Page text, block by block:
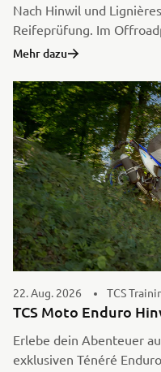
Nach Hinwil und
Reifeprüfung. Im
und deine Ténéré an die
technisch fordernd und
das Moto Enduro 2
dies dein Ticket in die
Mehr dazu
22. Aug. 2026 TCS
TCS Moto Enduro
Erlebe dein Abenteuer
exklusiven Ténéré